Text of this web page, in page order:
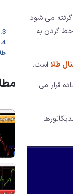
می شود.
خط گردن به
طلا است.
قرار می
3. تنظیمات اندیکاتور استراتژی کف سه قلو طلا